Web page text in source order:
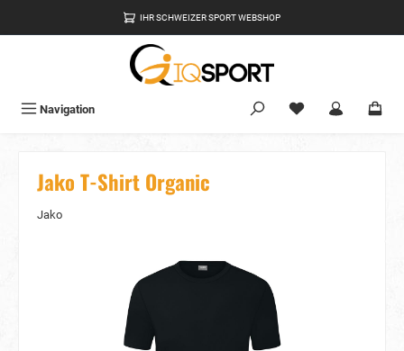
IHR SCHWEIZER SPORT WEBSHOP
Navigation Du hast 0
Jako T-Shirt Organic
Jako
Bildergalerie überspringen